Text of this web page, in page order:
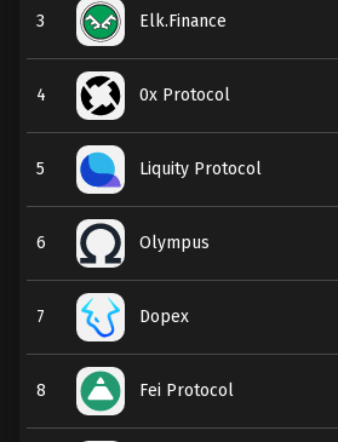
3 Elk.Finance
4 0x Protocol
5 Liquity Protocol
6 Olympus
7 Dopex
8 Fei Protocol